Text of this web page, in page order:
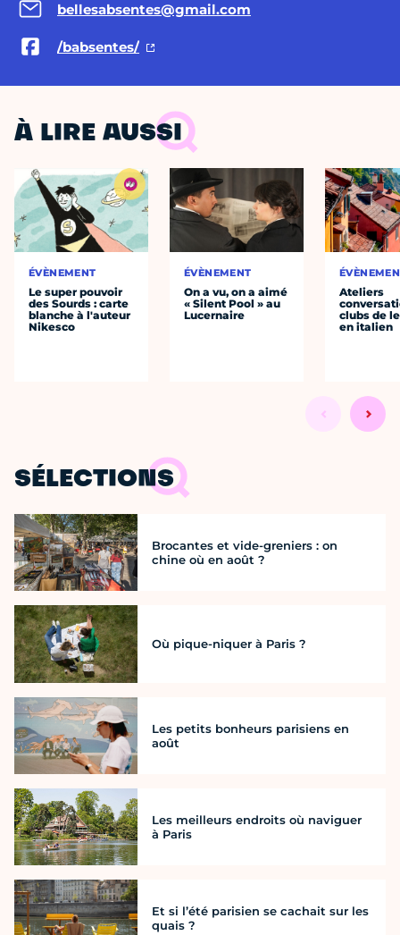
bellesabsentes@gmail.com
/babsentes/
À LIRE AUSSI
ÉVÈNEMENT
Le super pouvoir
des Sourds : carte
blanche à l'auteur
Nikesco
ÉVÈNEMENT
On a vu, on a aimé
« Silent Pool » au
Lucernaire
Ateliers
clubs de
en italien
SÉLECTIONS
Brocantes et vide-greniers : on
chine où en août ?
Où pique-niquer à Paris ?
Les petits bonheurs parisiens en
août
Les meilleurs endroits où naviguer
à Paris
Et si l’été parisien se cachait sur les
quais ?